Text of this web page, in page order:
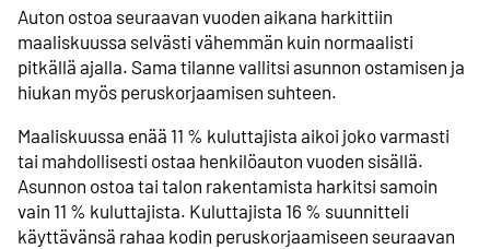
Auton ostoa seuraavan vuoden aikana harkittiin
maaliskuussa selvästi vähemmän kuin normaalisti
pitkällä ajalla. Sama tilanne vallitsi asunnon ostamisen ja
hiukan myös peruskorjaamisen suhteen.
Maaliskuussa enää 11 % kuluttajista aikoi joko varmasti
tai mahdollisesti ostaa henkilöauton vuoden sisällä.
Asunnon ostoa tai talon rakentamista harkitsi samoin
vain 11 % kuluttajista. Kuluttajista 16 % suunnitteli
käyttävänsä rahaa kodin peruskorjaamiseen seuraavan